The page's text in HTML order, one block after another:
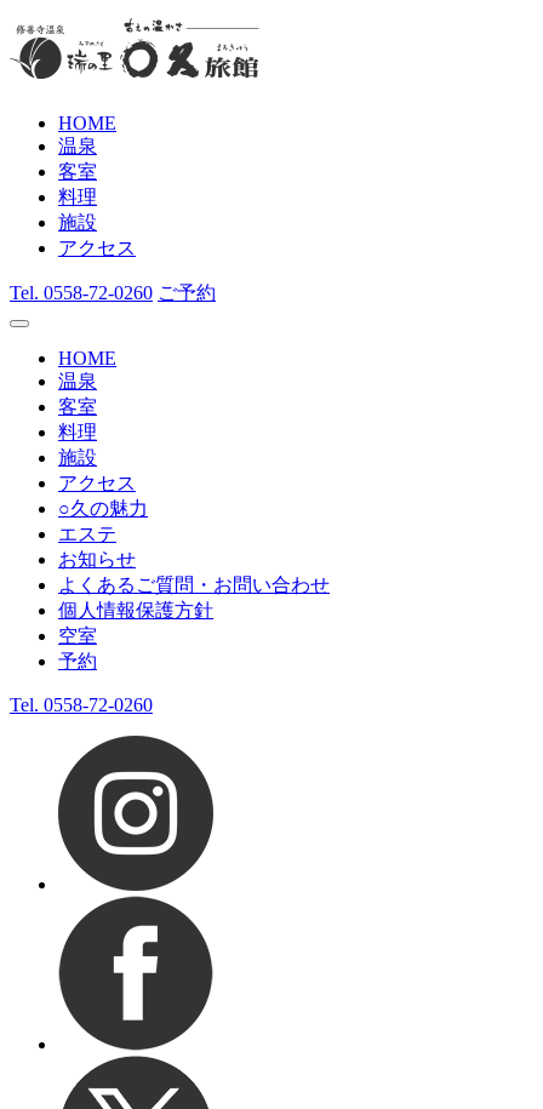
HOME
温泉
客室
料理
施設
アクセス
Tel. 0558-72-0260 ご予約
HOME
温泉
客室
料理
施設
アクセス
○久の魅力
エステ
お知らせ
よくあるご質問・お問い合わせ
個人情報保護方針
空室
予約
Tel. 0558-72-0260